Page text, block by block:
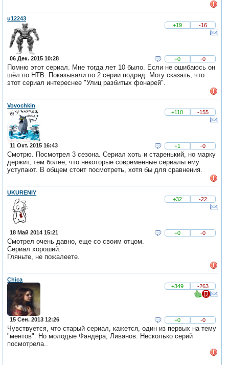
u12243
+19
-16
06 Дек. 2015 10:28 +0 -0
Помню этот сериал. Мне тогда лет 10 было. Если не ошибаюсь он
шёл по НТВ. Показывали по 2 серии подряд. Могу сказать, что
этот сериал интереснее "Улиц разбитых фонарей".
Vovochkin
+110
-155
11 Окт. 2015 16:43 +1 -0
Смотрю. Посмотрел 3 сезона. Сериал хоть и старенький, но марку
держит, тем более, что некоторые современные сериалы ему
уступают. В общем стоит посмотреть, хотя бы для сравнения.
UKURENIY
+32
-22
18 Май 2014 15:21 +0 -0
Смотрел очень давно, еще со своим отцом.
Сериал хороший.
Гляньте, не пожалеете.
Chica
+349
-263
15 Сен. 2013 12:26 +0 -0
Чувствуется, что старый сериал, кажется, один из первых на тему
"ментов". Но молодые Фандера, Ливанов. Несколько серий
посмотрела..